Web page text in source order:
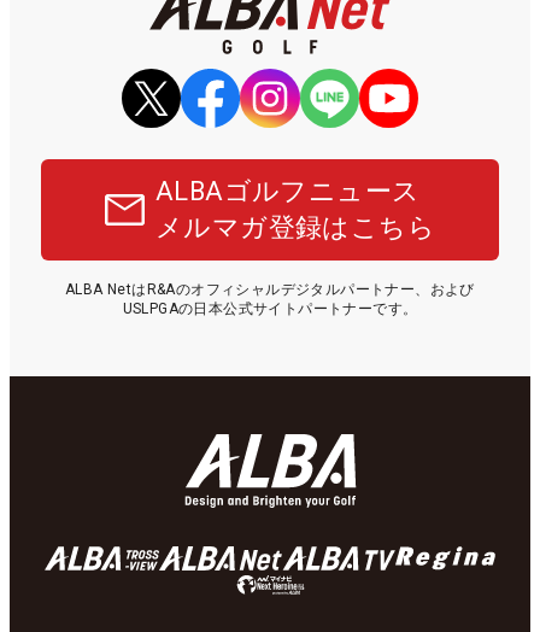
ALBAゴルフニュース
メルマガ登録はこちら
ALBA NetはR&Aのオフィシャルデジタルパートナー、および
USLPGAの日本公式サイトパートナーです。